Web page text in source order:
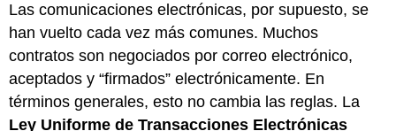
Las comunicaciones electrónicas, por supuesto, se
han vuelto cada vez más comunes. Muchos
contratos son negociados por correo electrónico,
aceptados y “firmados” electrónicamente. En
términos generales, esto no cambia las reglas. La
Ley Uniforme de Transacciones Electrónicas